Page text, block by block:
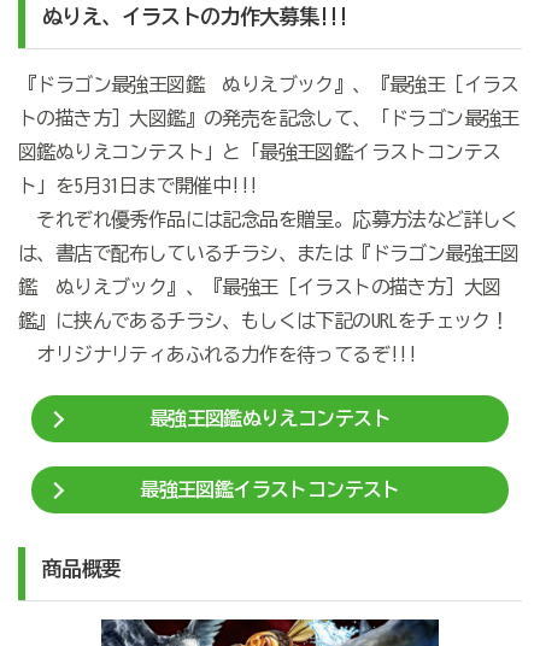
ぬりえ、イラストの力作大募集!!!
『ドラゴン最強王図鑑 ぬりえブック』、『最強王［イラス
トの描き方］大図鑑』の発売を記念して、「ドラゴン最強王
図鑑ぬりえコンテスト」と「最強王図鑑イラストコンテス
ト」を5月31日まで開催中!!!
それぞれ優秀作品には記念品を贈呈。応募方法など詳しく
は、書店で配布しているチラシ、または『ドラゴン最強王図
鑑 ぬりえブック』、『最強王［イラストの描き方］大図
鑑』に挟んであるチラシ、もしくは下記のURLをチェック！
オリジナリティあふれる力作を待ってるぞ!!!
最強王図鑑ぬりえコンテスト
最強王図鑑イラストコンテスト
商品概要